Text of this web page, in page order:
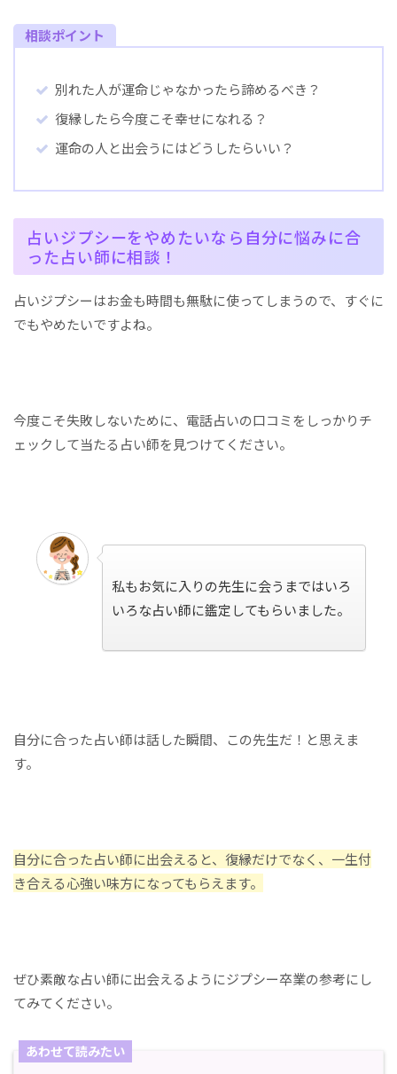
相談ポイント
別れた人が運命じゃなかったら諦めるべき？
復縁したら今度こそ幸せになれる？
運命の人と出会うにはどうしたらいい？
占いジプシーをやめたいなら自分に悩みに合
った占い師に相談！
占いジプシーはお金も時間も無駄に使ってしまうので、すぐに
でもやめたいですよね。
今度こそ失敗しないために、電話占いの口コミをしっかりチ
ェックして当たる占い師を見つけてください。
私もお気に入りの先生に会うまではいろ
いろな占い師に鑑定してもらいました。
自分に合った占い師は話した瞬間、この先生だ！と思えま
す。
自分に合った占い師に出会えると、復縁だけでなく、一生付
き合える心強い味方になってもらえます。
ぜひ素敵な占い師に出会えるようにジプシー卒業の参考にし
てみてください。
あわせて読みたい